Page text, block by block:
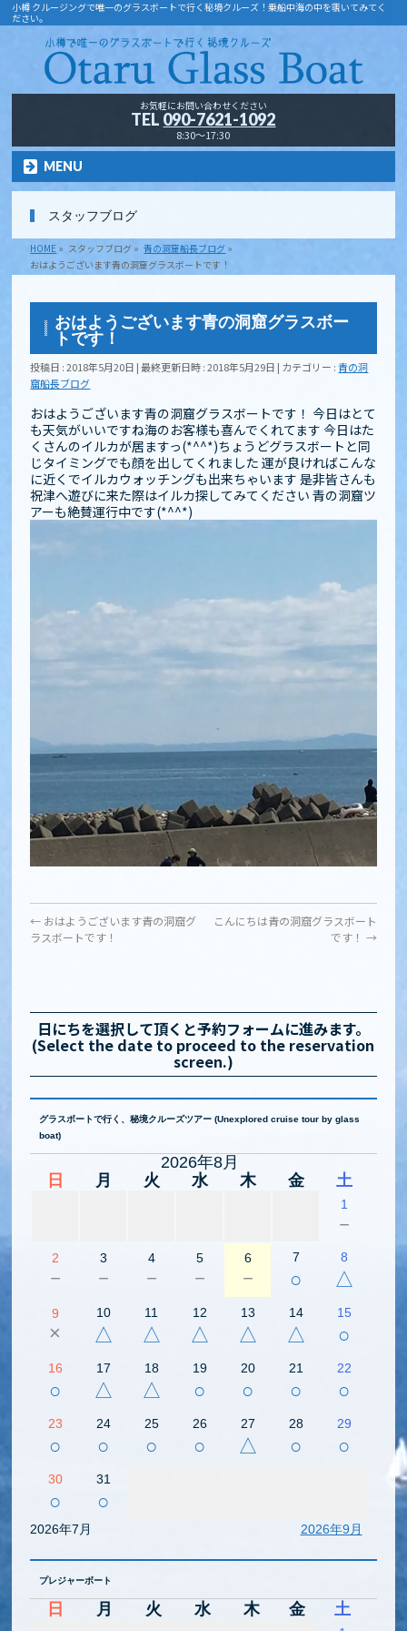
小樽 クルージングで唯一のグラスボートで行く秘境クルーズ！乗船中海の中を覗いてみてく
ださい。
お気軽にお問い合わせください
TEL 090-7621-1092
8:30～17:30
MENU
スタッフブログ
HOME » スタッフブログ » 青の洞窟船長ブログ »
おはようございます青の洞窟グラスボートです！
おはようございます青の洞窟グラスボー
トです！
投稿日 : 2018年5月20日 最終更新日時 : 2018年5月29日 カテゴリー :青の洞
窟船長ブログ
おはようございます青の洞窟グラスボートです！ 今日はとて
も天気がいいですね️海のお客様も喜んでくれてます 今日はた
くさんのイルカが居ますっ(*^^*)ちょうどグラスボートと同
じタイミングでも顔を出してくれました 運が良ければこんな
に近くでイルカウォッチングも出来ちゃいます 是非皆さんも
祝津へ遊びに来た際はイルカ探してみてください️️ 青の洞窟ツ
アーも絶賛運行中です(*^^*)
← おはようございます青の洞窟グ
ラスボートです！
こんにちは青の洞窟グラスボート
です！ →
日にちを選択して頂くと予約フォームに進みます。
(Select the date to proceed to the reservation
screen.)
グラスボートで行く、秘境クルーズツアー (Unexplored cruise tour by glass
boat)
2026年8月
日
月 火 水 木 金 土
1
－
2
－
3
－
4
－
5
－
6
－
7
○
8
△
9
×
10
△
11
△
12
△
13
△
14
△
15
○
16
○
17
△
18
△
19
○
20
○
21
○
22
○
23
○
24
○
25
○
26
○
27
△
28
○
29
○
30
○
31
○
2026年7月 2026年9月
プレジャーボート
日 月 火 水 木 金 土